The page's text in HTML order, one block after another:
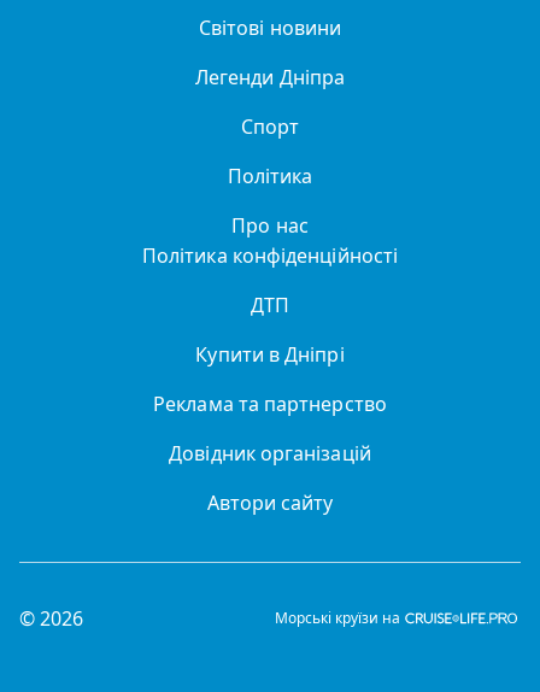
Світові новини
Легенди Дніпра
Спорт
Політика
Про нас
Політика конфіденційності
ДТП
Купити в Дніпрі
Реклама та партнерство
Довідник організацій
Автори сайту
© 2026 Морські круїзи на